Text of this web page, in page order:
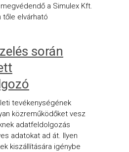
a Simulex Kft.
elvárható
során
tevékenységének
közreműködőket vesz
adatfeldolgozás
adatokat ad át. Ilyen
kiszállítására igénybe